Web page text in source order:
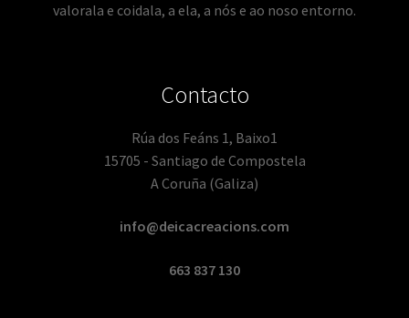
valorala e coidala, a ela, a nós e ao noso entorno.
Contacto
Rúa dos Feáns 1, Baixo1
15705 - Santiago de Compostela
A Coruña (Galiza)
info@deicacreacions.com
663 837 130